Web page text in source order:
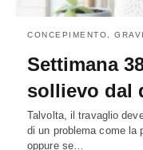
CONCEPIMENTO,
Settimana
sollievo dal
Talvolta, il travaglio
di un problema come la
oppure se…